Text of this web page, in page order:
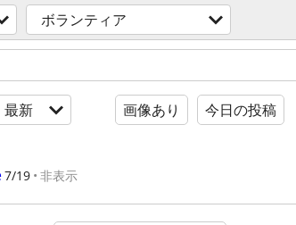
ボランティア
最新 画像あり 今日の投稿
7/19 非表示